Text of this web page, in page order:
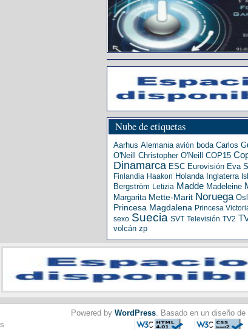
Nube de etiquetas
Aarhus Alemania avión boda Carlos
O'Neill
Christopher O'Neill COP15
Dinamarca ESC Eurovisión Eva
Finlandia Haakon Holanda Inglaterra
Bergström Letizia Madde Madeleine
Margarita Mette-Marit Noruega
Princesa Magdalena Princesa
sexo Suecia SVT Televisión TV2
volcán zp
Powered by WordPress. Basado en un diseño